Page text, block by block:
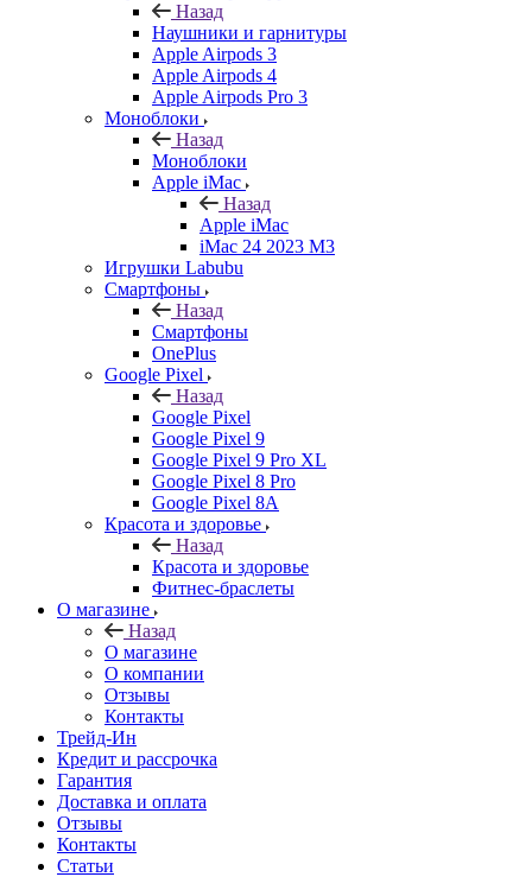
Назад
Наушники и гарнитуры
Apple Airpods 3
Apple Airpods 4
Apple Airpods Pro 3
Моноблоки
Назад
Моноблоки
Apple iMac
Назад
Apple iMac
iMac 24 2023 M3
Игрушки Labubu
Смартфоны
Назад
Смартфоны
OnePlus
Google Pixel
Назад
Google Pixel
Google Pixel 9
Google Pixel 9 Pro XL
Google Pixel 8 Pro
Google Pixel 8A
Красота и здоровье
Назад
Красота и здоровье
Фитнес-браслеты
О магазине
Назад
О магазине
О компании
Отзывы
Контакты
Трейд-Ин
Кредит и рассрочка
Гарантия
Доставка и оплата
Отзывы
Контакты
Статьи